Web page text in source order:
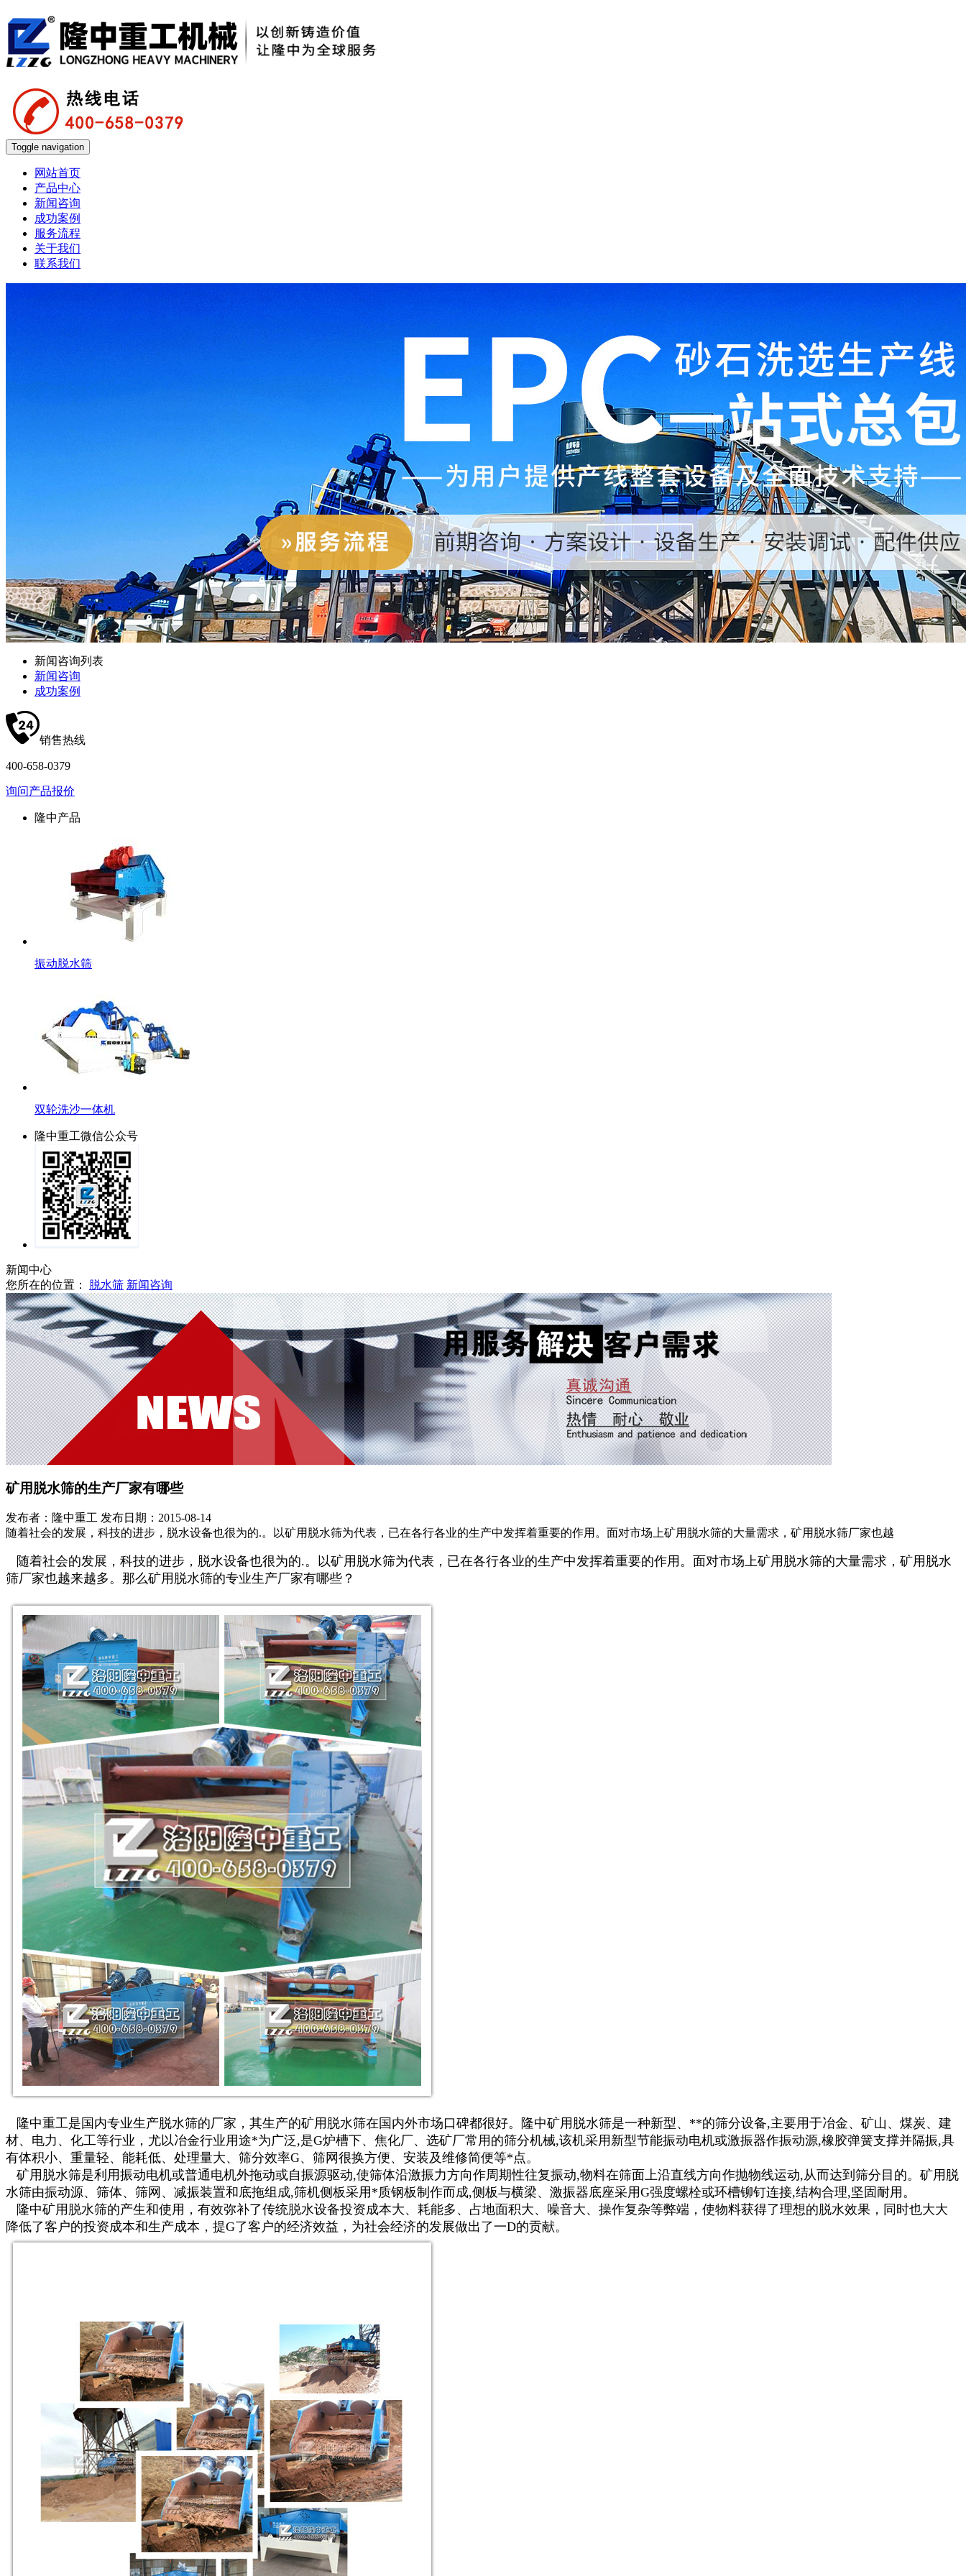
Toggle navigation
网站首页
产品中心
新闻咨询
成功案例
服务流程
关于我们
联系我们
新闻咨询列表
新闻咨询
成功案例
销售热线
400-658-0379
询问产品报价
隆中产品
振动脱水筛
双轮洗沙一体机
隆中重工微信公众号
新闻中心
您所在的位置：
脱水筛 新闻咨询
矿用脱水筛的生产厂家有哪些
发布者：隆中重工 发布日期：2015-08-14
随着社会的发展，科技的进步，脱水设备也很为的.。以矿用脱水筛为代表，已在各行各业的生产中发挥着重要的作用。面对市场上矿用脱水筛的大量需求，矿用脱水筛厂家也越
随着社会的发展，科技的进步，脱水设备也很为的.。以矿用脱水筛为代表，已在各行各业的生产中发挥着重要的作用。面对市场上矿用脱水筛的大量需求，矿用脱水
筛厂家也越来越多。那么矿用脱水筛的专业生产厂家有哪些？
隆中重工是国内专业生产脱水筛的厂家，其生产的矿用脱水筛在国内外市场口碑都很好。隆中矿用脱水筛是一种新型、**的筛分设备,主要用于冶金、矿山、煤炭、建
材、电力、化工等行业，尤以冶金行业用途*为广泛,是G炉槽下、焦化厂、选矿厂常用的筛分机械,该机采用新型节能振动电机或激振器作振动源,橡胶弹簧支撑并隔振,具
有体积小、重量轻、能耗低、处理量大、筛分效率G、筛网很换方便、安装及维修简便等*点。
矿用脱水筛是利用振动电机或普通电机外拖动或自振源驱动,使筛体沿激振力方向作周期性往复振动,物料在筛面上沿直线方向作抛物线运动,从而达到筛分目的。矿用脱
水筛由振动源、筛体、筛网、减振装置和底拖组成,筛机侧板采用*质钢板制作而成,侧板与横梁、激振器底座采用G强度螺栓或环槽铆钉连接,结构合理,坚固耐用。
隆中矿用脱水筛的产生和使用，有效弥补了传统脱水设备投资成本大、耗能多、占地面积大、噪音大、操作复杂等弊端，使物料获得了理想的脱水效果，同时也大大
降低了客户的投资成本和生产成本，提G了客户的经济效益，为社会经济的发展做出了一D的贡献。